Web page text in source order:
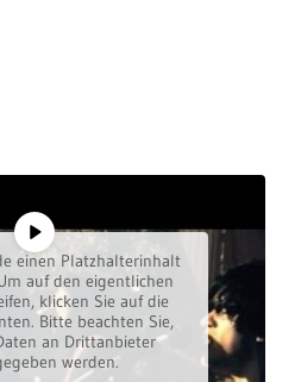
einen Platzhalterinhalt
auf den eigentlichen
klicken Sie auf die
Bitte beachten Sie,
an Drittanbieter
werden.